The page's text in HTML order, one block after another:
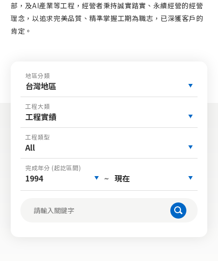
部，及AI產業等工程，經營者秉持誠實踏實、永續經營的經營
理念，以追求完美品質、精準掌握工期為職志，已深獲客戶的
肯定。
地區分類
台灣地區
工程大類
工程實績
工程類型
All
完成年分 (起訖區間)
1994 ~ 現在